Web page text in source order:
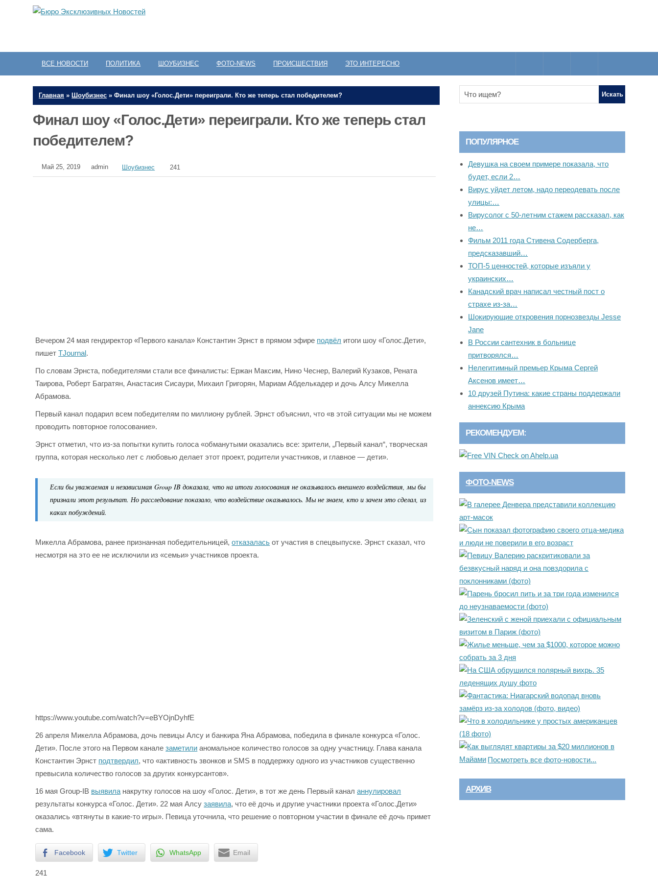
ВСЕ НОВОСТИ ПОЛИТИКА ШОУБИЗНЕС ФОТО-NEWS ПРОИСШЕСТВИЯ ЭТО ИНТЕРЕСНО
Главная » Шоубизнес »Финал шоу «Голос.Дети» переиграли. Кто же теперь стал победителем?
Финал шоу «Голос.Дети» переиграли. Кто же теперь стал
победителем?
Май 25, 2019 admin Шоубизнес 241
Вечером 24 мая гендиректор «Первого канала» Константин Эрнст в прямом эфире подвёл итоги шоу «Голос.Дети»,
пишетTJournal.
По словам Эрнста, победителями стали все финалисты: Ержан Максим, Нино Чеснер, Валерий Кузаков, Рената
Таирова, Роберт Багратян, Анастасия Сисаури, Михаил Григорян, Мариам Абделькадер и дочь Алсу Микелла
Абрамова.
Первый канал подарил всем победителям по миллиону рублей. Эрнст объяснил, что «в этой ситуации мы не можем
проводить повторное голосование».
Эрнст отметил, что из-за попытки купить голоса «обманутыми оказались все: зрители, „Первый канал“, творческая
группа, которая несколько лет с любовью делает этот проект, родители участников, и главное — дети».
Если бы уважаемая и независимая Group IB доказала, что на итоги голосования не оказывалось внешнего воздействия, мы бы
признали этот результат. Но расследование показало, что воздействие оказывалось. Мы не знаем, кто и зачем это сделал, из
каких побуждений.
Микелла Абрамова, ранее признанная победительницей,отказалась от участия в спецвыпуске. Эрнст сказал, что
несмотря на это ее не исключили из «семьи» участников проекта.
https://www.youtube.com/watch?v=eBYOjnDyhfE
26 апреля Микелла Абрамова, дочь певицы Алсу и банкира Яна Абрамова, победила в финале конкурса «Голос.
Дети». После этого на Первом каналезаметили аномальное количество голосов за одну участницу. Глава канала
Константин Эрнст подтвердил, что «активность звонков и SMS в поддержку одного из участников существенно
превысила количество голосов за других конкурсантов».
16 мая Group-IB выявила накрутку голосов на шоу «Голос. Дети», в тот же день Первый каналаннулировал
результаты конкурса «Голос. Дети». 22 мая Алсузаявила, что её дочь и другие участники проекта «Голос.Дети»
оказались «втянуты в какие-то игры». Певица уточнила, что решение о повторном участии в финале её дочь примет
сама.
Facebook Twitter WhatsApp Email
241
ПОПУЛЯРНОЕ
Девушка на своем примере показала, что
будет, если 2…
Вирус уйдет летом, надо переодевать после
улицы:…
Вирусолог с 50-летним стажем рассказал, как
не…
Фильм 2011 года Стивена Содерберга,
предсказавший…
ТОП-5 ценностей, которые изъяли у
украинских…
Канадский врач написал честный пост о
страхе из-за…
Шокирующие откровения порнозвезды Jesse
Jane
В России сантехник в больнице
притворялся…
Нелегитимный премьер Крыма Сергей
Аксенов имеет…
10 друзей Путина: какие страны поддержали
аннексию Крыма
РЕКОМЕНДУЕМ:
ФОТО-NEWS
Посмотреть все фото-новости...
АРХИВ